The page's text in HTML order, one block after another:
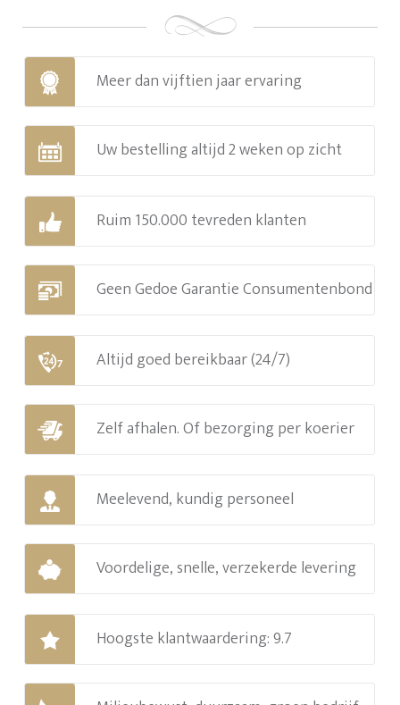
Meer dan vijftien jaar ervaring
Uw bestelling altijd 2 weken op zicht
Ruim 150.000 tevreden klanten
Geen Gedoe Garantie Consumentenbond
Altijd goed bereikbaar (24/7)
Zelf afhalen. Of bezorging per koerier
Meelevend, kundig personeel
Voordelige, snelle, verzekerde levering
Hoogste klantwaardering: 9.7